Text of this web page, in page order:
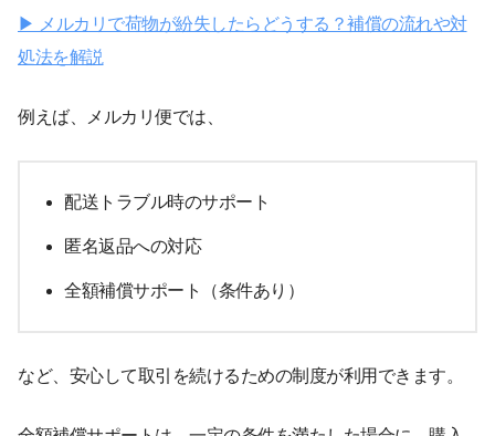
▶ メルカリで荷物が紛失したらどうする？補償の流れや対
処法を解説
例えば、メルカリ便では、
配送トラブル時のサポート
匿名返品への対応
全額補償サポート（条件あり）
など、安心して取引を続けるための制度が利用できます。